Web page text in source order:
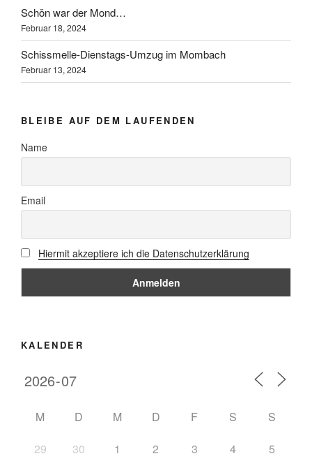
Schön war der Mond…
Februar 18, 2024
Schissmelle-Dienstags-Umzug im Mombach
Februar 13, 2024
BLEIBE AUF DEM LAUFENDEN
Name
Email
Hiermit akzeptiere ich die Datenschutzerklärung
KALENDER
M D M D F S
S
29
30 1 2 3 4 5